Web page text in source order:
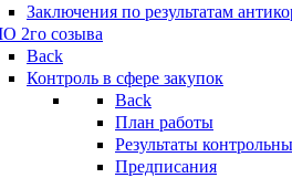
Заключения по результатам
2го созыва
Back
Контроль в сфере закупок
Back
План работы
Результаты
Предписания